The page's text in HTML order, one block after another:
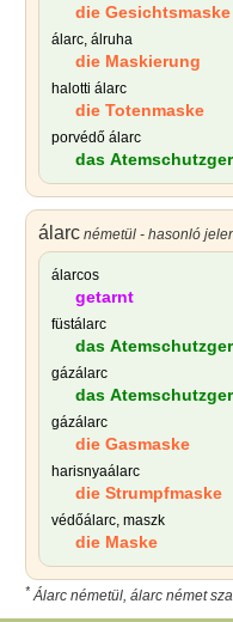
die Gesichtsmaske
álarc, álruha
die Maskierung
halotti álarc
die Totenmaske
porvédő álarc
das
álarc németül - hasonló
álarcos
getarnt
füstálarc
das
gázálarc
das
gázálarc
die Gasmaske
harisnyaálarc
die Strumpfmaske
védőálarc, maszk
die Maske
*Álarc németül, álarc német